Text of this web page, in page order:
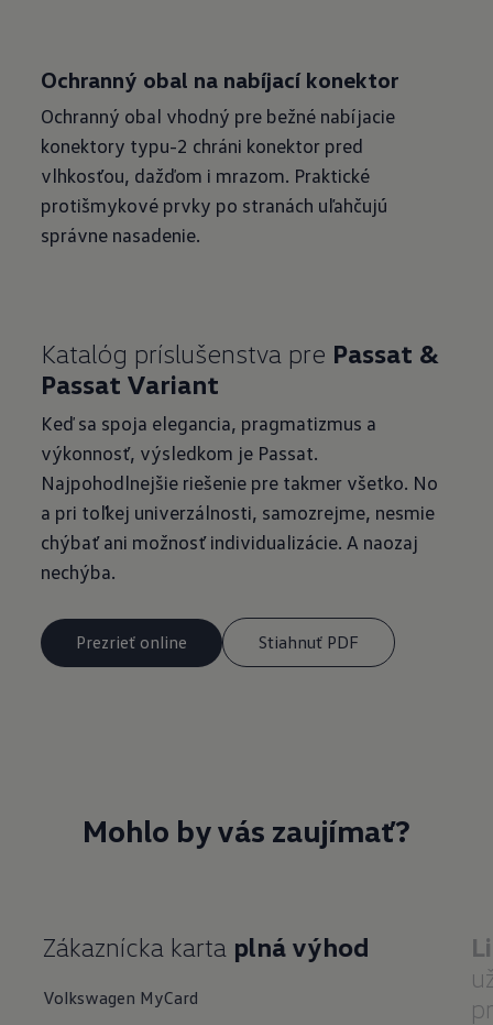
Ochranný obal na nabíjací konektor
Ochranný obal vhodný pre bežné nabíjacie
konektory typu-2 chráni konektor pred
vlhkosťou, dažďom i mrazom. Praktické
protišmykové prvky po stranách uľahčujú
správne nasadenie.
Katalóg príslušenstva pre Passat &
Passat Variant
Keď sa spoja elegancia, pragmatizmus a
výkonnosť, výsledkom je Passat.
Najpohodlnejšie riešenie pre takmer všetko. No
a pri toľkej univerzálnosti, samozrejme, nesmie
chýbať ani možnosť individualizácie. A naozaj
nechýba.
Prezrieť online Stiahnuť PDF
Mohlo by vás zaujímať?
Zákaznícka karta plná výhod
Volkswagen MyCard